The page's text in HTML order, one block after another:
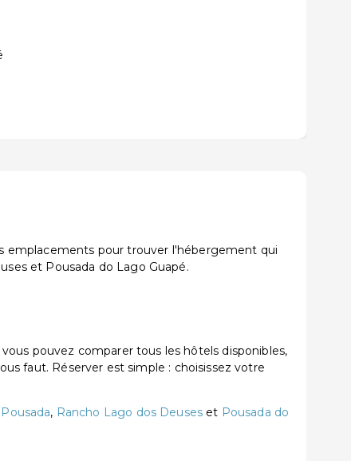
emplacements pour trouver l'hébergement qui
et Pousada do Lago Guapé.
pouvez comparer tous les hôtels disponibles,
faut. Réserver est simple : choisissez votre
, Rancho Lago dos Deuses et Pousada do